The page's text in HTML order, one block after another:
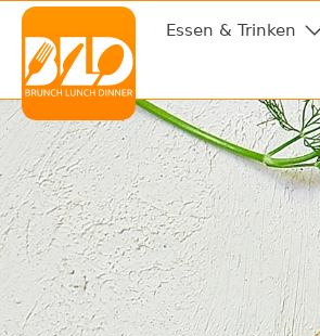
Essen & Trinken